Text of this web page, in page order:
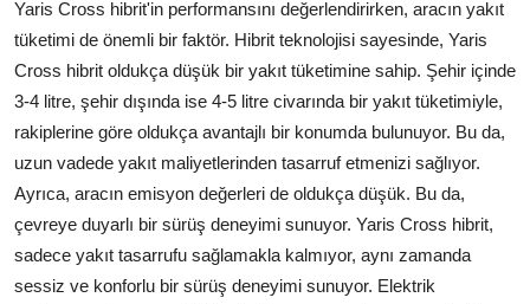
Yaris Cross hibrit'in performansını değerlendirirken, aracın yakıt
tüketimi de önemli bir faktör. Hibrit teknolojisi sayesinde, Yaris
Cross hibrit oldukça düşük bir yakıt tüketimine sahip. Şehir içinde
3-4 litre, şehir dışında ise 4-5 litre civarında bir yakıt tüketimiyle,
rakiplerine göre oldukça avantajlı bir konumda bulunuyor. Bu da,
uzun vadede yakıt maliyetlerinden tasarruf etmenizi sağlıyor.
Ayrıca, aracın emisyon değerleri de oldukça düşük. Bu da,
çevreye duyarlı bir sürüş deneyimi sunuyor. Yaris Cross hibrit,
sadece yakıt tasarrufu sağlamakla kalmıyor, aynı zamanda
sessiz ve konforlu bir sürüş deneyimi sunuyor. Elektrik